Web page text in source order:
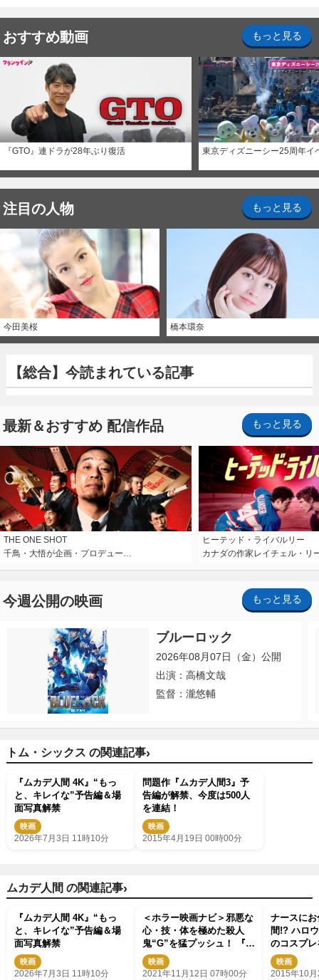
おすすめ動画 もっと見る
『GTO』連ドラが28年ぶり復活 東京ディズニーシー25周年イ
注目の人物 もっと見る
今田美桜 橋本環奈
【総合】今読まれている記事
最新＆おすすめ 配信作品 もっと見る
THE ONE SHOT
千鳥・大悟が企画・プロデュー…
ヒーテッド・ライバルリー
カナダの作家レイチェル・リ
今週公開の映画 もっと見る
ブルーロック
2026年08月07日（金）公開
出演：高橋文哉
監督：瀧悠輔
トム・シックス の関連記事›
『ムカデ人間 4K』“もっ
と、キレイな”予告編＆場
面写真解禁
映画
2026年7月3日 11時10分
問題作『ムカデ人間3』予
告編が解禁、今度は500人
を連結！
映画
2015年4月19日 00時00分
ムカデ人間 の関連記事›
『ムカデ人間 4K』“もっ
と、キレイな”予告編＆場
面写真解禁
映画
2026年7月3日 11時10分
＜ホラー映画ナビ＞邪悪な
心・技・体を極めた殺人
鬼“G”を猛プッシュ！ 『マ
リグナント』
映画
2021年11月12日 07時00分
ナースに
間!? ハロ
のコスプ
映画
2015年10